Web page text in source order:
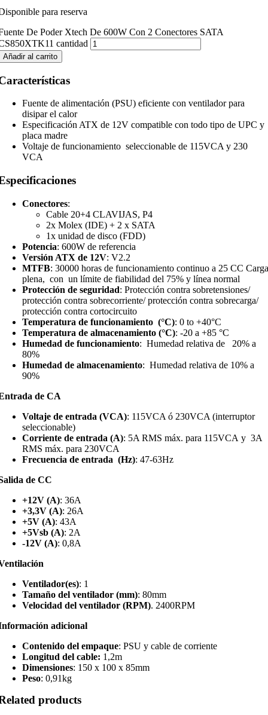
para reserva
De Poder Xtech De 600W Con 2 Conectores SATA
cantidad
Añadir al carrito
Fuente de alimentación (PSU) eficiente con ventilador para
disipar el calor
Especificación ATX de 12V compatible con todo tipo de UPC y
placa madre
Voltaje de funcionamiento seleccionable de 115VCA y 230
VCA
Conectores:
Cable 20+4 CLAVIJAS, P4
2x Molex (IDE) + 2 x SATA
1x unidad de disco (FDD)
Potencia: 600W de referencia
Versión ATX de 12V: V2.2
MTFB: 30000 horas de funcionamiento continuo a 25 CC
plena, con un límite de fiabilidad del 75% y línea normal
Protección de seguridad: Protección contra sobretensiones/
protección contra sobrecorriente/ protección contra sobrecarga/
protección contra cortocircuito
Temperatura de funcionamiento (°C): 0 to +40°C
Temperatura de almacenamiento (°C): -20 a +85 °C
Humedad de funcionamiento: Humedad relativa de 20% a
80%
Humedad de almacenamiento: Humedad relativa de 10% a
90%
de CA
Voltaje de entrada (VCA): 115VCA ó 230VCA (interruptor
seleccionable)
Corriente de entrada (A): 5A RMS máx. para 115VCA y 3A
RMS máx. para 230VCA
Frecuencia de entrada (Hz): 47-63Hz
de CC
+12V (A): 36A
+3,3V (A): 26A
+5V (A): 43A
+5Vsb (A): 2A
-12V (A): 0,8A
Ventilador(es): 1
Tamaño del ventilador (mm): 80mm
Velocidad del ventilador (RPM). 2400RPM
adicional
Contenido del empaque: PSU y cable de corriente
Longitud del cable: 1,2m
Dimensiones: 150 x 100 x 85mm
Peso: 0,91kg
products